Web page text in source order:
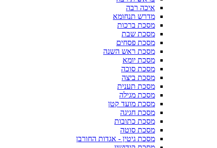
איכה רבה
מדרש תנחומא
מסכת ברכות
מסכת שבת
מסכת פסחים
מסכת ראש השנה
מסכת יומא
מסכת סוכה
מסכת ביצה
מסכת תענית
מסכת מגילה
מסכת מועד קטן
מסכת חגיגה
מסכת כתובות
מסכת סוטה
מסכת גיטין - אגדות החורבן